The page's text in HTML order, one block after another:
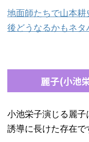
地面師たちで山本
後どうなるかもネタ
麗子(小池
小池栄子演じる麗
誘導に長けた存在で